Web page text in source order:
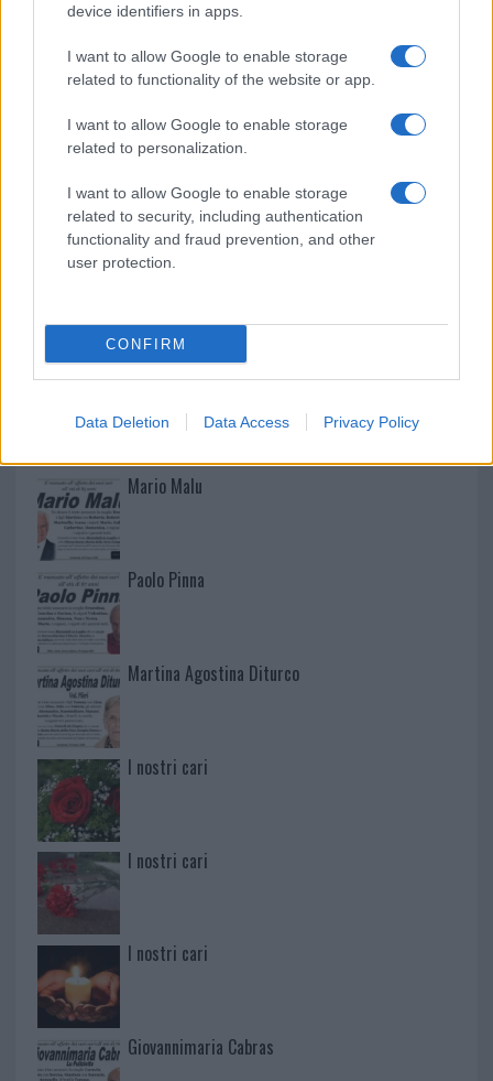
device identifiers in apps.
I want to allow Google to enable storage
related to functionality of the website or app.
I want to allow Google to enable storage
related to personalization.
I want to allow Google to enable storage
related to security, including authentication
functionality and fraud prevention, and other
user protection.
CONFIRM
Data Deletion Data Access Privacy Policy
Notre-Dame de Paris conquista Olbia, la prima
al Molo Brin è un successo
Strada Sassari-Olbia, incidente all’alba: ferito il
conducente
NECROLOGIE
Mario Malu
Paolo Pinna
Martina Agostina Diturco
I nostri cari
I nostri cari
I nostri cari
Giovannimaria Cabras